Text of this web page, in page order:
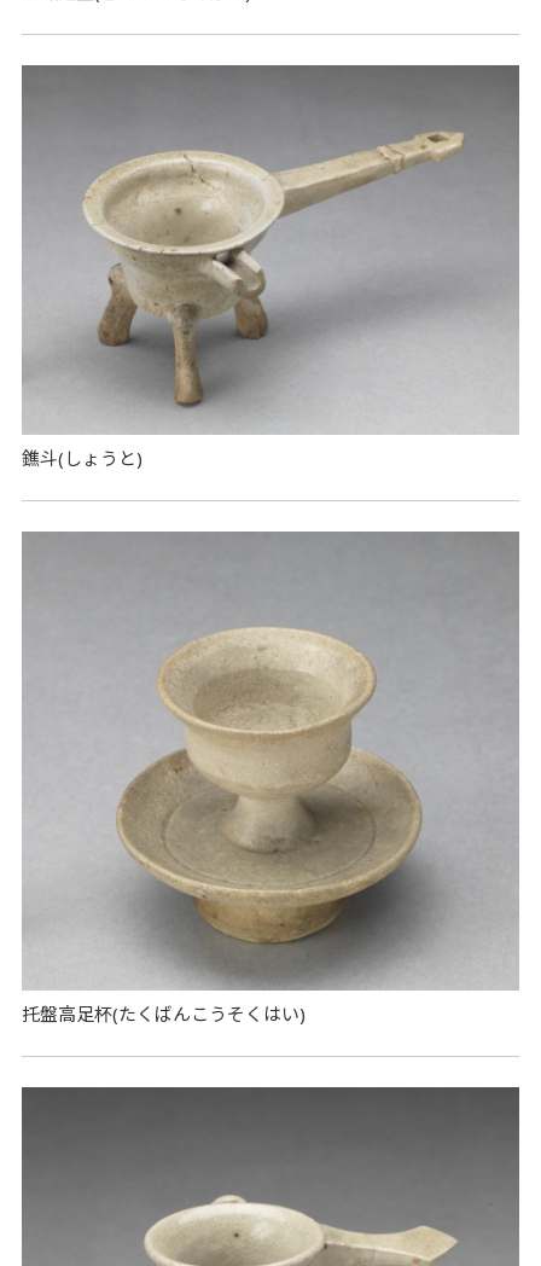
鐎斗(しょうと)
托盤高足杯(たくばんこうそくはい)